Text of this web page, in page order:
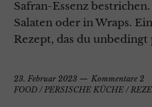
Safran-Essenz
Salaten oder in Wraps.
Rezept, das du
23. Februar 2023
Kommentare 2
FOOD /PERSISCHE KÜCHE /